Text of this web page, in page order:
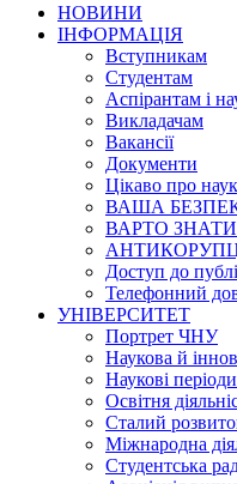
НОВИНИ
ІНФОРМАЦІЯ
Вступникам
Студентам
Аспірантам і
Викладачам
Вакансії
Документи
Цікаво про
ВАША
ВАРТО
Доступ до
Телефонний
УНІВЕРСИТЕТ
Портрет ЧНУ
Наукова й
Наукові
Освітня
Сталий
Міжнародна
Студентська